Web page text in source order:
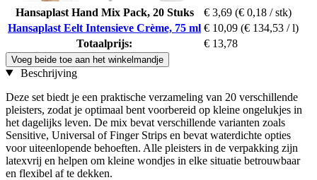
Hansaplast Hand Mix Pack, 20 Stuks € 3,69 (€ 0,18 / stk)
Hansaplast Eelt Intensieve Crème, 75 ml € 10,09 (€ 134,53 / l)
Totaalprijs:
€ 13,78
Voeg beide toe aan het winkelmandje
Beschrijving
Deze set biedt je een praktische verzameling van 20 verschillende
pleisters, zodat je optimaal bent voorbereid op kleine ongelukjes in
het dagelijks leven. De mix bevat verschillende varianten zoals
Sensitive, Universal of Finger Strips en bevat waterdichte opties
voor uiteenlopende behoeften. Alle pleisters in de verpakking zijn
latexvrij en helpen om kleine wondjes in elke situatie betrouwbaar
en flexibel af te dekken.